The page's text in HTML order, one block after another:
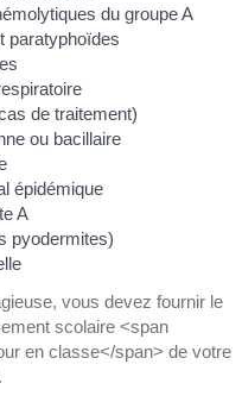
du groupe A
paratyphoïdes
de traitement)
ou bacillaire
épidémique
A
pyodermites)
vous devez fournir le
scolaire <span
en classe</span> de votre